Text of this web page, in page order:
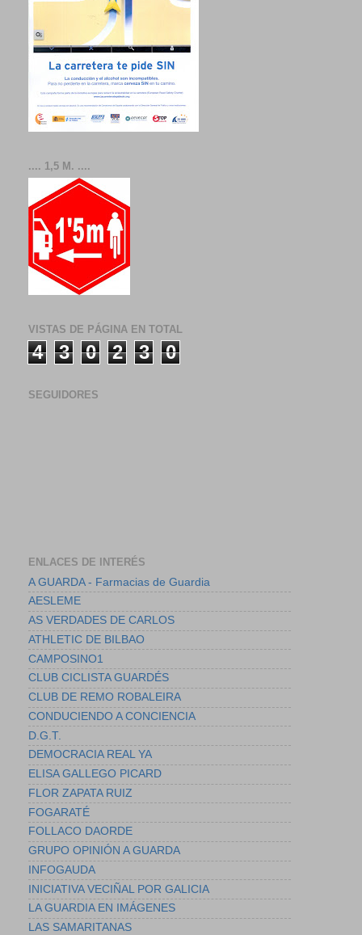
.... 1,5 M. ....
VISTAS DE PÁGINA EN TOTAL
4 3 0 2 3 0
SEGUIDORES
ENLACES DE INTERÉS
A GUARDA - Farmacias de Guardia
AESLEME
AS VERDADES DE CARLOS
ATHLETIC DE BILBAO
CAMPOSINO1
CLUB CICLISTA GUARDÉS
CLUB DE REMO ROBALEIRA
CONDUCIENDO A CONCIENCIA
D.G.T.
DEMOCRACIA REAL YA
ELISA GALLEGO PICARD
FLOR ZAPATA RUIZ
FOGARATÉ
FOLLACO DAORDE
GRUPO OPINIÓN A GUARDA
INFOGAUDA
INICIATIVA VECIÑAL POR GALICIA
LA GUARDIA EN IMÁGENES
LAS SAMARITANAS